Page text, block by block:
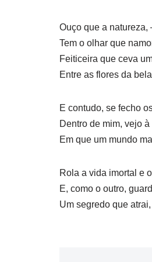
Ouço que a natureza,
Tem o olhar que
Feiticeira que ceva
Entre as flores da
E contudo, se fecho
Dentro de mim, vejo
Em que um mundo
Rola a vida imortal e
E, como o outro,
Um segredo que